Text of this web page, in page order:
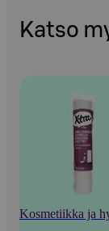
Katso
Kosmetiikka ja